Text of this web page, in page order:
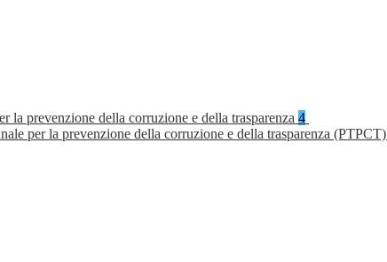
la prevenzione della corruzione e della trasparenza 4
per la prevenzione della corruzione e della trasparenza (PTPCT)